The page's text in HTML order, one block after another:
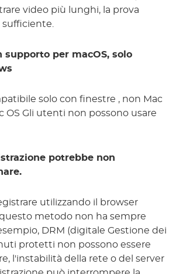
video più lunghi, la prova
sufficiente.
supporto per macOS, solo
solo confinestre , non Mac
OSGli utenti non possono usare
potrebbe non
utilizzando il browser
metodo non ha sempre
DRM (digitaleGestione dei
protetti non possono essere
l'instabilità della rete o del server